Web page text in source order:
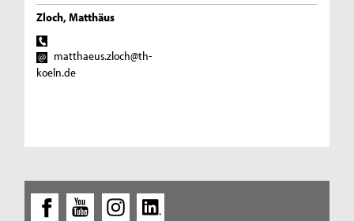
Zloch, Matthäus
matthaeus.zloch@th-
koeln.de